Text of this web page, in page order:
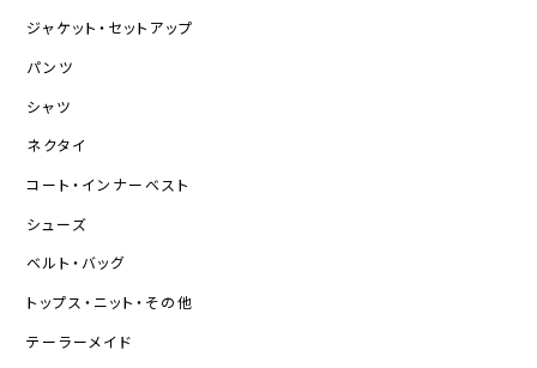
ジャケット・セットアップ
パンツ
シャツ
ネクタイ
コート・インナーベスト
シューズ
ベルト・バッグ
トップス・ニット・その他
テーラーメイド